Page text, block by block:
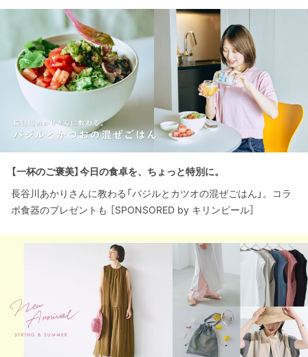
【一杯のご褒美】今日の食卓を、ちょっと特別に。
長谷川あかりさんに教わる「バジルとカツオの混ぜごはん」。コラ
ボ食器のプレゼントも ［SPONSORED by キリンビール］